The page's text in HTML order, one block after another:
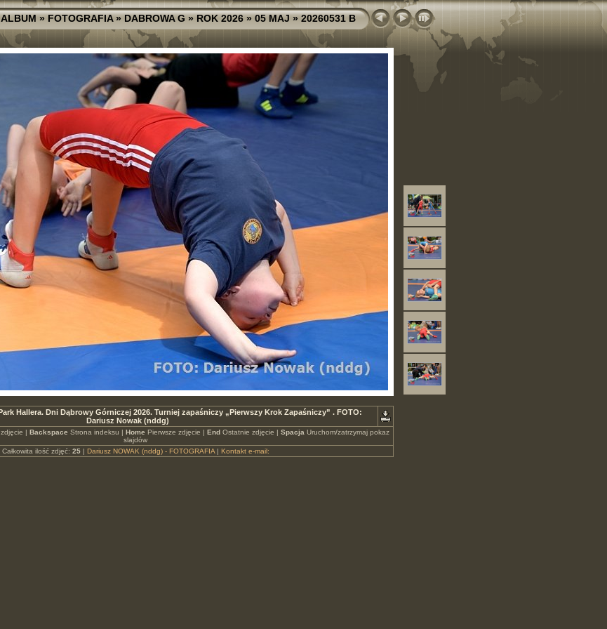
»FOTOGRAFIA»DABROWA G»ROK 2026»05 MAJ»20260531 B
Hallera. Dni Dąbrowy Górniczej 2026. Turniej zapaśniczy „Pierwszy Krok Zapaśniczy” . FOTO:
Dariusz Nowak (nddg)
| Backspace Strona indeksu | Home Pierwsze zdjęcie | EndOstatnie zdjęcie | Spacja Uruchom/zatrzymaj pokaz
slajdów
Całkowita ilość zdjęć: 25| Dariusz NOWAK (nddg) - FOTOGRAFIA| Kontakt e-mail: